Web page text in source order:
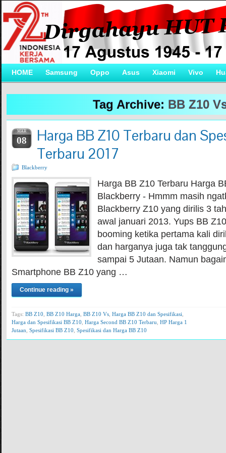
HOME Samsung Oppo Asus Xiaomi Vivo
Tag Archive: BB Z10
MAR
08
Harga BB Z10 Terbaru dan
Terbaru 2017
Blackberry
Harga BB Z10 Terbaru Harga
Blackberry - Hmmm masih
Blackberry Z10 yang dirilis 3
awal januari 2013. Yups BB
booming ketika pertama kali
dan harganya juga tak
sampai 5 Jutaan. Namun
Smartphone BB Z10 yang …
Continue reading »
Tags: BB Z10 BB Z10 Harga, BB Z10 Vs, Harga BB Z10 dan Spesifikasi
Harga dan Spesifikasi BB Z10 Harga Second BB Z10 Terbaru HP Harga 1
Jutaan Spesifikasi BB Z10 Spesifikasi dan Harga BB Z10